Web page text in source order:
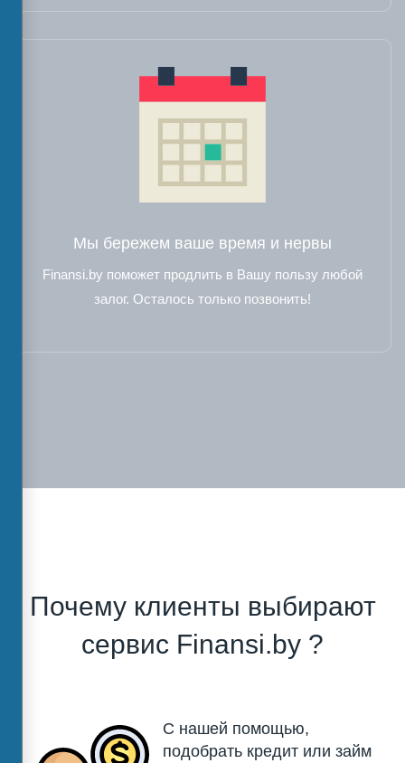
Мы бережем ваше время и нервы
Finansi.by поможет продлить в Вашу пользу любой
залог. Осталось только позвонить!
Почему клиенты выбирают
сервис Finansi.by ?
С нашей помощью,
подобрать кредит или займ